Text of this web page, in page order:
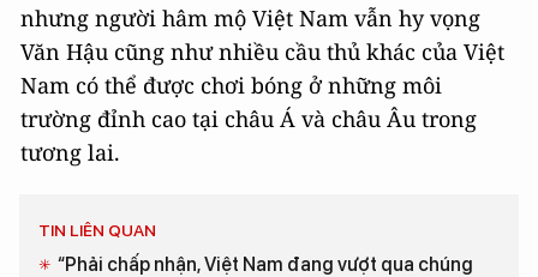
nhưng người hâm mộ Việt Nam vẫn hy vọng
Văn Hậu cũng như nhiều cầu thủ khác của Việt
Nam có thể được chơi bóng ở những môi
trường đỉnh cao tại châu Á và châu Âu trong
tương lai.
TIN LIÊN QUAN
“Phải chấp nhận, Việt Nam đang vượt qua chúng